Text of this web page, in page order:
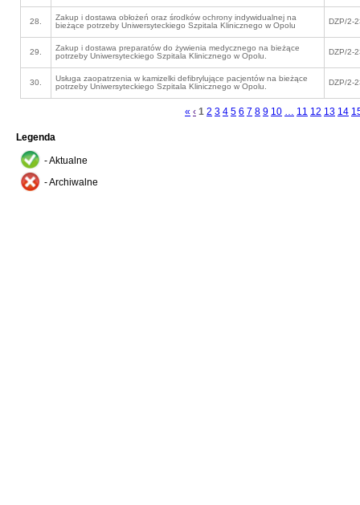
28.
Zakup i dostawa obłożeń oraz środków ochrony indywidualnej na
bieżące potrzeby Uniwersyteckiego Szpitala Klinicznego w Opolu
DZP/2-
29.
Zakup i dostawa preparatów do żywienia medycznego na bieżące
potrzeby Uniwersyteckiego Szpitala Klinicznego w Opolu.
DZP/2-
30.
Usługa zaopatrzenia w kamizelki defibrylujące pacjentów na bieżące
potrzeby Uniwersyteckiego Szpitala Klinicznego w Opolu.
DZP/2-
« ‹ 1 2 3 4 5 6 7 8 9 10 … 11 12 13 14
Legenda
- Aktualne
- Archiwalne